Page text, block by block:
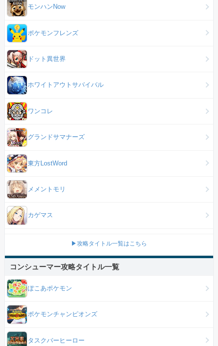
モンハンNow
ポケモンフレンズ
ドット異世界
ホワイトアウトサバイバル
ワンコレ
グランドサマナーズ
東方LostWord
メメントモリ
カゲマス
▶攻略タイトル一覧はこちら
コンシューマー攻略タイトル一覧
ぽこあポケモン
ポケモンチャンピオンズ
タスクバーヒーロー